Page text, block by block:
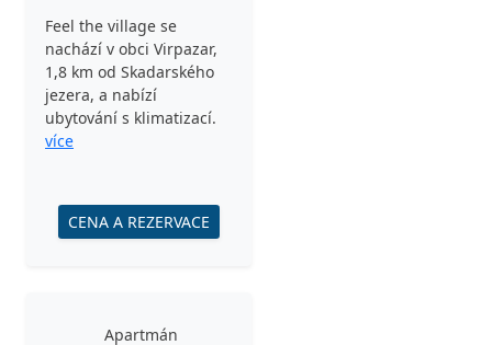
Feel the village se
nachází v obci Virpazar,
1,8 km od Skadarského
jezera, a nabízí
ubytování s klimatizací.
více
CENA A REZERVACE
Apartmán